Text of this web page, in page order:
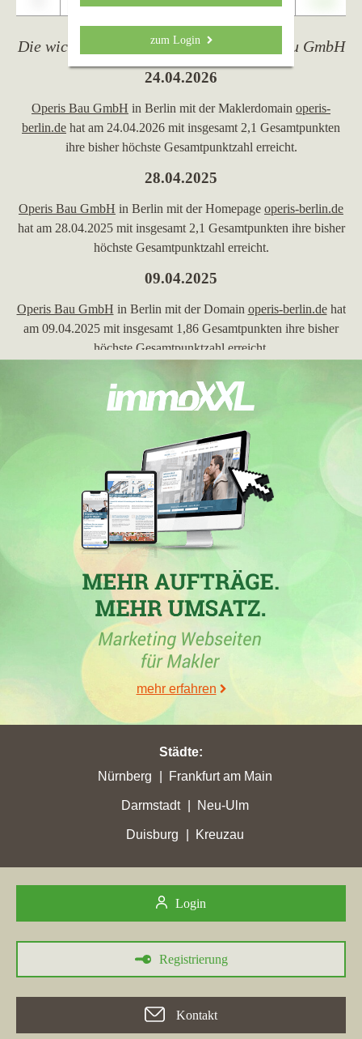
zum Login
Die wichtigsten Ereignisse von Operis Bau GmbH
24.04.2026
Operis Bau GmbH in Berlin mit der Maklerdomain operis-
berlin.de hat am 24.04.2026 mit insgesamt 2,1 Gesamtpunkten
ihre bisher höchste Gesamtpunktzahl erreicht.
28.04.2025
Operis Bau GmbH in Berlin mit der Homepage operis-berlin.de
hat am 28.04.2025 mit insgesamt 2,1 Gesamtpunkten ihre bisher
höchste Gesamtpunktzahl erreicht.
09.04.2025
Operis Bau GmbH in Berlin mit der Domain operis-berlin.dehat
am 09.04.2025 mit insgesamt 1,86 Gesamtpunkten ihre bisher
höchste Gesamtpunktzahl erreicht.
mehr erfahren
Städte:
Nürnberg
Frankfurt am Main
Darmstadt Neu-Ulm
Duisburg Kreuzau
Login
Registrierung
Kontakt